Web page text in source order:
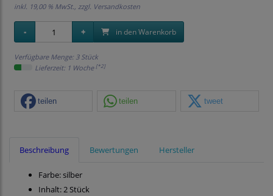
inkl. 19,00 % MwSt., zzgl. Versandkosten
in den Warenkorb
Verfügbare Menge: 3 Stück
Lieferzeit: 1 Woche [*2]
teilen teilen tweet
Beschreibung Bewertungen Hersteller
Farbe: silber
Inhalt: 2 Stück